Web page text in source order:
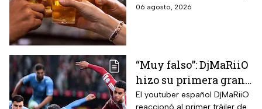
si quieres celebrarlo
06 agosto, 2026
“Muy falso”: DjMaRiiO
hizo su primera gran
crítica al gameplay
El youtuber español DjMaRiiO
reaccionó al primer tráiler de